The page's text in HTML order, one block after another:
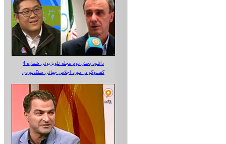
دانلود بخش دوم مجله تلویزیونی شماره 4
گفت‌وگو در مورد اجلاس جهانی سنگ‌نوردی